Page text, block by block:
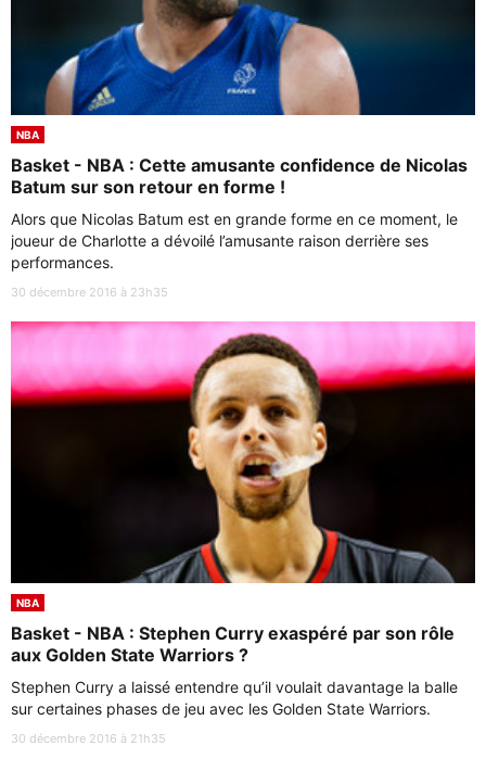
NBA
Basket - NBA : Cette amusante confidence de Nicolas
Batum sur son retour en forme !
Alors que Nicolas Batum est en grande forme en ce moment, le
joueur de Charlotte a dévoilé l’amusante raison derrière ses
performances.
30 décembre 2016 à 23h35
NBA
Basket - NBA : Stephen Curry exaspéré par son rôle
aux Golden State Warriors ?
Stephen Curry a laissé entendre qu’il voulait davantage la balle
sur certaines phases de jeu avec les Golden State Warriors.
30 décembre 2016 à 21h35